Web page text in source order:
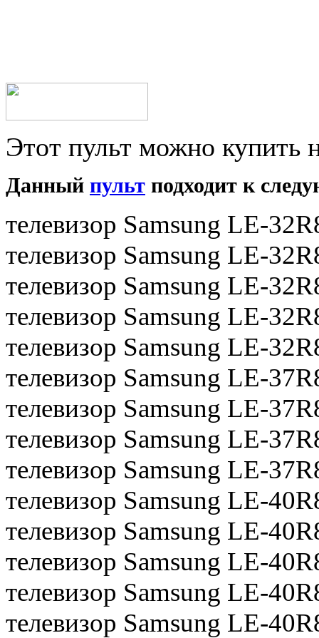
Этот пульт можно купить
Данный пульт подходит к
телевизор Samsung LE-
телевизор Samsung LE-
телевизор Samsung LE-
телевизор Samsung LE-
телевизор Samsung LE-
телевизор Samsung LE-
телевизор Samsung LE-
телевизор Samsung LE-
телевизор Samsung LE-
телевизор Samsung LE-
телевизор Samsung LE-
телевизор Samsung LE-
телевизор Samsung LE-
телевизор Samsung LE-